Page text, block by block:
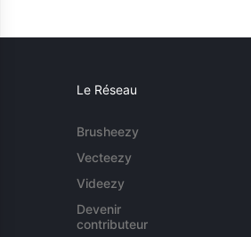
Le Réseau
Brusheezy
Vecteezy
Videezy
Devenir
contributeur